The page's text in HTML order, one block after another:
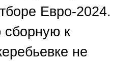
Евро-2024.
сборную к
не